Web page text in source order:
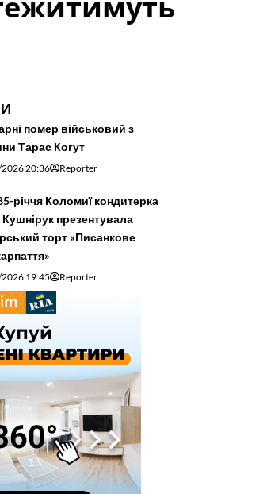
помер військовий з
Тарас Когут
20:36 Reporter
річчя Коломиї кондитерка
презентувала
торт «Писанкове
19:45 Reporter